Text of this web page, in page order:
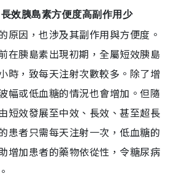
效胰島素方便度高副作用少
原因，也涉及其副作用與方便度。
在胰島素出現初期，全屬短效胰島
時，致每天注射次數較多。除了增
幅或低血糖的情況也會增加。但隨
短效發展至中效、長效、甚至超長
患者只需每天注射一次，低血糖的
增加患者的藥物依從性，令糖尿病